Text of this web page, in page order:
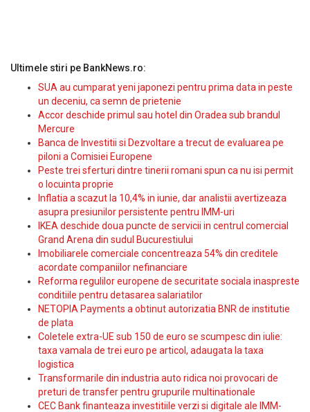
Ultimele stiri pe BankNews.ro:
SUA au cumparat yeni japonezi pentru prima data in peste
un deceniu, ca semn de prietenie
Accor deschide primul sau hotel din Oradea sub brandul
Mercure
Banca de Investitii si Dezvoltare a trecut de evaluarea pe
piloni a Comisiei Europene
Peste trei sferturi dintre tinerii romani spun ca nu isi permit
o locuinta proprie
Inflatia a scazut la 10,4% in iunie, dar analistii avertizeaza
asupra presiunilor persistente pentru IMM-uri
IKEA deschide doua puncte de servicii in centrul comercial
Grand Arena din sudul Bucurestiului
Imobiliarele comerciale concentreaza 54% din creditele
acordate companiilor nefinanciare
Reforma regulilor europene de securitate sociala inaspreste
conditiile pentru detasarea salariatilor
NETOPIA Payments a obtinut autorizatia BNR de institutie
de plata
Coletele extra-UE sub 150 de euro se scumpesc din iulie:
taxa vamala de trei euro pe articol, adaugata la taxa
logistica
Transformarile din industria auto ridica noi provocari de
preturi de transfer pentru grupurile multinationale
CEC Bank finanteaza investitiile verzi si digitale ale IMM-